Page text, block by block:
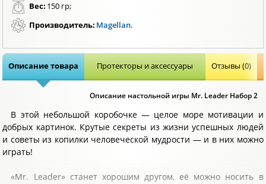
Вес: 150 гр;
Производитель: Magellan.
Описание товара Протекторы и аксессуары Отзывы (0)
Описание настольной игры Mr. Leader Набор 2
В этой небольшой коробочке — целое море мотивации и
добрых картинок. Крутые секреты из жизни успешных людей
и советы из копилки человеческой мудрости — и в них можно
играть!
«Mr. Leader» станет хорошим другом, её можно носить в